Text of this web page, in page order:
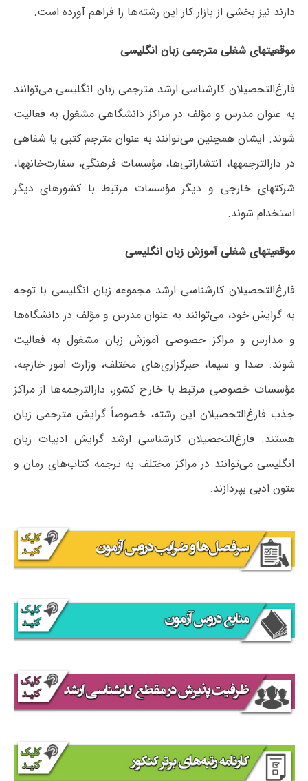
دارند نیز بخشی از بازار کار این رشته‌ها را فراهم آورده است.
موقعیت­های شغلی مترجمی زبان انگلیسی
فارغ‌التحصیلان کارشناسی ارشد مترجمی زبان انگلیسی می‌توانند
به عنوان مدرس و مؤلف در مراکز دانشگاهی مشغول به فعالیت
شوند. ایشان همچنین می‌توانند به عنوان مترجم کتبی یا شفاهی
در دارالترجمه­ها، انتشاراتی‌ها، مؤسسات فرهنگی، سفارت‌خانه­ها،
شرکت­های خارجی و دیگر مؤسسات مرتبط با کشورهای دیگر
استخدام شوند.
موقعیت­های شغلی آموزش زبان انگلیسی
فارغ‌التحصیلان کارشناسی ارشد مجموعه زبان انگلیسی با توجه
به گرایش خود، می‌توانند به عنوان مدرس و مؤلف در دانشگاه‌ها
و مدارس و مراکز خصوصی آموزش زبان مشغول به فعالیت
شوند. صدا و سیما، خبرگزاری‌های مختلف، وزارت امور خارجه،
مؤسسات خصوصی مرتبط با خارج کشور، دارالترجمه‌ها از مراکز
جذب فارغ‌التحصیلان این رشته، خصوصاً گرایش مترجمی زبان
هستند. فارغ‌التحصیلان کارشناسی ارشد گرایش ادبیات زبان
انگلیسی می‌توانند در مراکز مختلف به ترجمه کتاب‌های رمان و
متون ادبی بپردازند.